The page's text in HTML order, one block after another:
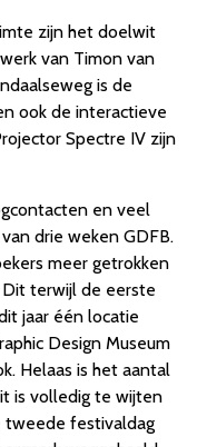
zijn het doelwit
van Timon van
is de
ook de interactieve
Spectre IV zijn
en veel
drie weken GDFB.
meer getrokken
terwijl de eerste
jaar één locatie
Design Museum
Helaas is het aantal
is volledig te wijten
tweede festivaldag